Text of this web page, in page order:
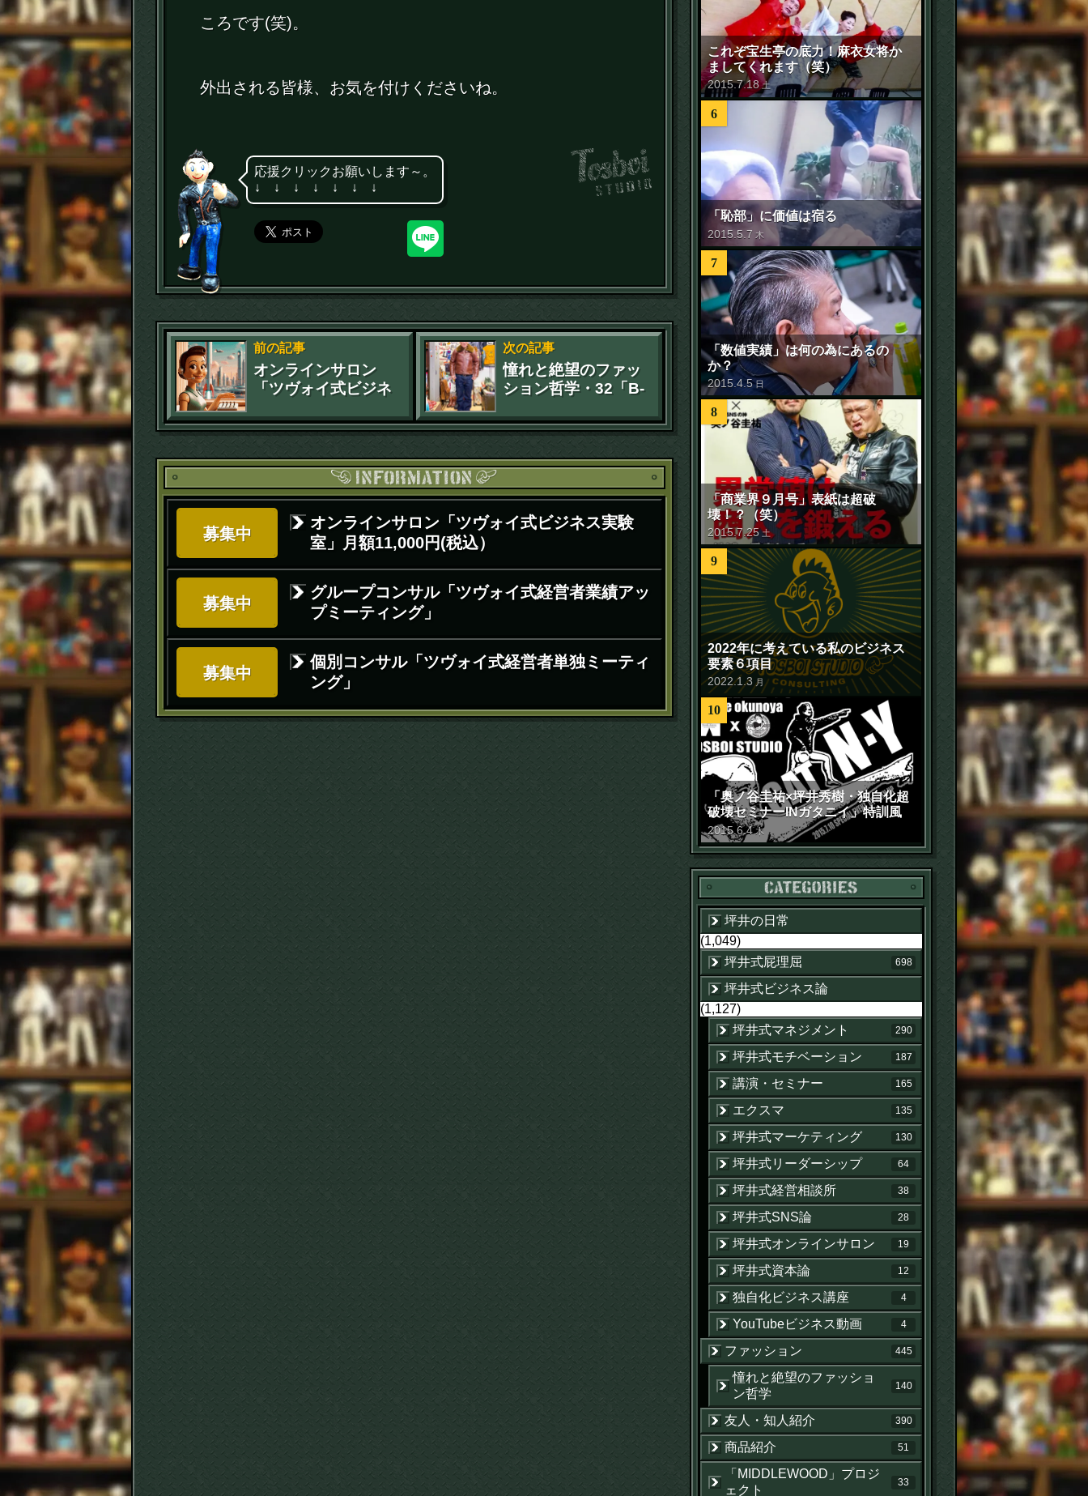
ころです(笑)。
外出される皆様、お気を付けくださいね。
応援クリックお願いします～。
↓ ↓ ↓ ↓ ↓ ↓ ↓
前の記事
オンラインサロン
「ツヴォイ式ビジネ
月予定
次の記事
憧れと絶望のファッ
ション哲学・32「B-
お知らせ
募集中
オンラインサロン「ツヴォイ式ビジネス実験
室」月額11,000円(税込）
募集中
グループコンサル「ツヴォイ式経営者業績アッ
プミーティング」
募集中
個別コンサル「ツヴォイ式経営者単独ミーティ
ング」
これぞ宝生亭の底力！麻衣女将か
ましてくれます（笑）
2015.7.18 土
6
「恥部」に価値は宿る
2015 .5 .7 木
7
「数値実績」は何の為にあるの
か？
2015 .4.5 日
8
「商業界９月号」表紙は超破
壊！？（笑）
2015.7.25 土
9
2022年に考えている私のビジネス
要素６項目
2022.1 .3 月
10
「奥ノ谷圭祐×坪井秀樹・独自化超
破壊セミナーINガタニイ」特訓風
景動画（苦笑）
2015.6.4 木
カテゴリー
坪井の日常
(1,049)
坪井式屁理屈
698
坪井式ビジネス論
(1,127)
坪井式マネジメント
290
坪井式モチベーション 187
講演・セミナー 165
エクスマ 135
坪井式マーケティング 130
坪井式リーダーシップ 64
坪井式経営相談所 38
坪井式SNS論 28
坪井式オンラインサロン 19
坪井式資本論 12
独自化ビジネス講座 4
YouTubeビジネス動画 4
ファッション 445
憧れと絶望のファッショ
ン哲学
140
友人・知人紹介 390
商品紹介 51
「MIDDLEWOOD」プロジ
ェクト
33